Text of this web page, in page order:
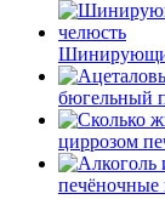
бюгельный
циррозом